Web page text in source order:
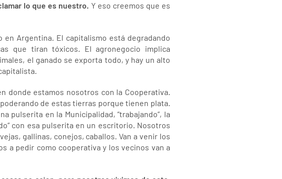
lo que es nuestro. Y eso creemos que es
Argentina. El capitalismo está degradando
que tiran tóxicos. El agronegocio implica
el ganado se exporta todo, y hay un alto
donde estamos nosotros con la Cooperativa.
de estas tierras porque tienen plata.
pulserita en la Municipalidad, “trabajando”, la
con esa pulserita en un escritorio. Nosotros
gallinas, conejos, caballos. Van a venir los
a pedir como cooperativa y los vecinos van a